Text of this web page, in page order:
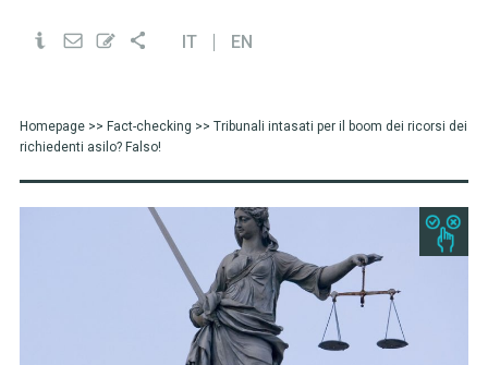
IT EN
Homepage>> Fact-checking >> Tribunali intasati per il boom dei ricorsi dei
richiedenti asilo? Falso!